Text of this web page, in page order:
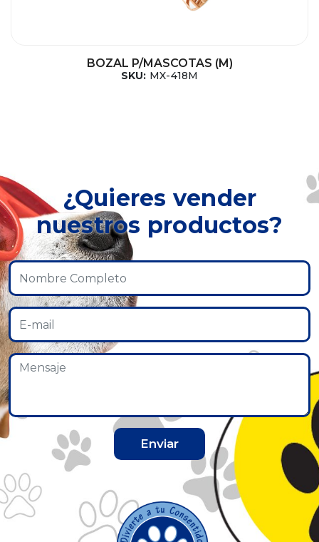
BOZAL P/MASCOTAS (M)
SKU: MX-418M
¿Quieres vender
nuestros productos?
Enviar